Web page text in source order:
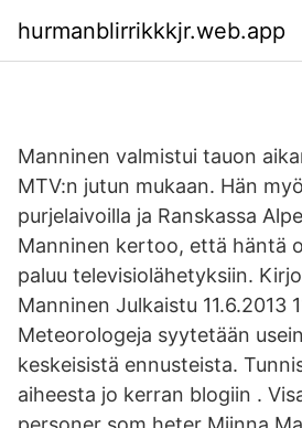
hurmanblirrikkkjr.web.app
Manninen valmistui tauon
MTV:n jutun mukaan. Hän
purjelaivoilla ja Ranskassa
Manninen kertoo, että häntä
paluu televisiolähetyksiin.
Manninen Julkaistu 11.6.2013
Meteorologeja syytetään
keskeisistä ennusteista.
aiheesta jo kerran blogiin .